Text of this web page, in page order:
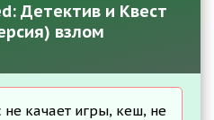
Детектив и Квест
взлом
не качает игры, кеш, не